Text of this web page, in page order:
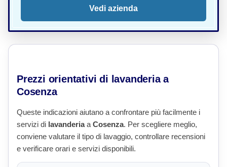
Vedi azienda
Prezzi orientativi di lavanderia a
Cosenza
Queste indicazioni aiutano a confrontare più facilmente i
servizi di lavanderiaa Cosenza. Per scegliere meglio,
conviene valutare il tipo di lavaggio, controllare recensioni
e verificare orari e servizi disponibili.